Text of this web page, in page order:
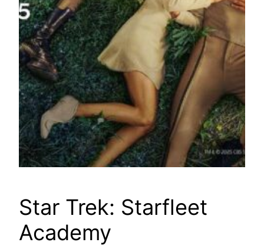
Star Trek: Starfleet
Academy